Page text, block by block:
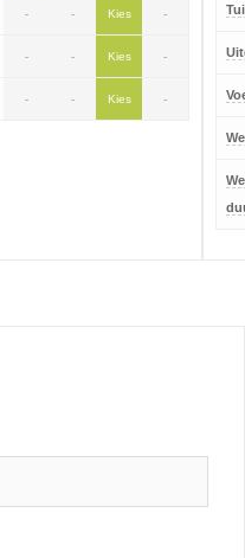
- - Kies -
- - Kies -
- - Kies -